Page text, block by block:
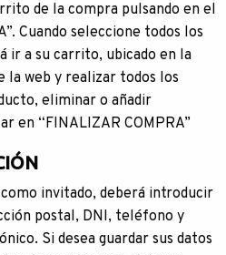
de la compra pulsando en el
Cuando seleccione todos los
ir a su carrito, ubicado en la
la web y realizar todos los
eliminar o añadir
en “FINALIZAR COMPRA”
invitado, deberá introducir
postal, DNI, teléfono y
Si desea guardar sus datos